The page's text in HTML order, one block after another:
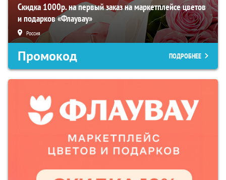
Скидка 1000р. на первый заказ на маркетплейсе цветов
и подарков «Флаувау»
Россия
Промокод ПОДРОБНЕЕ